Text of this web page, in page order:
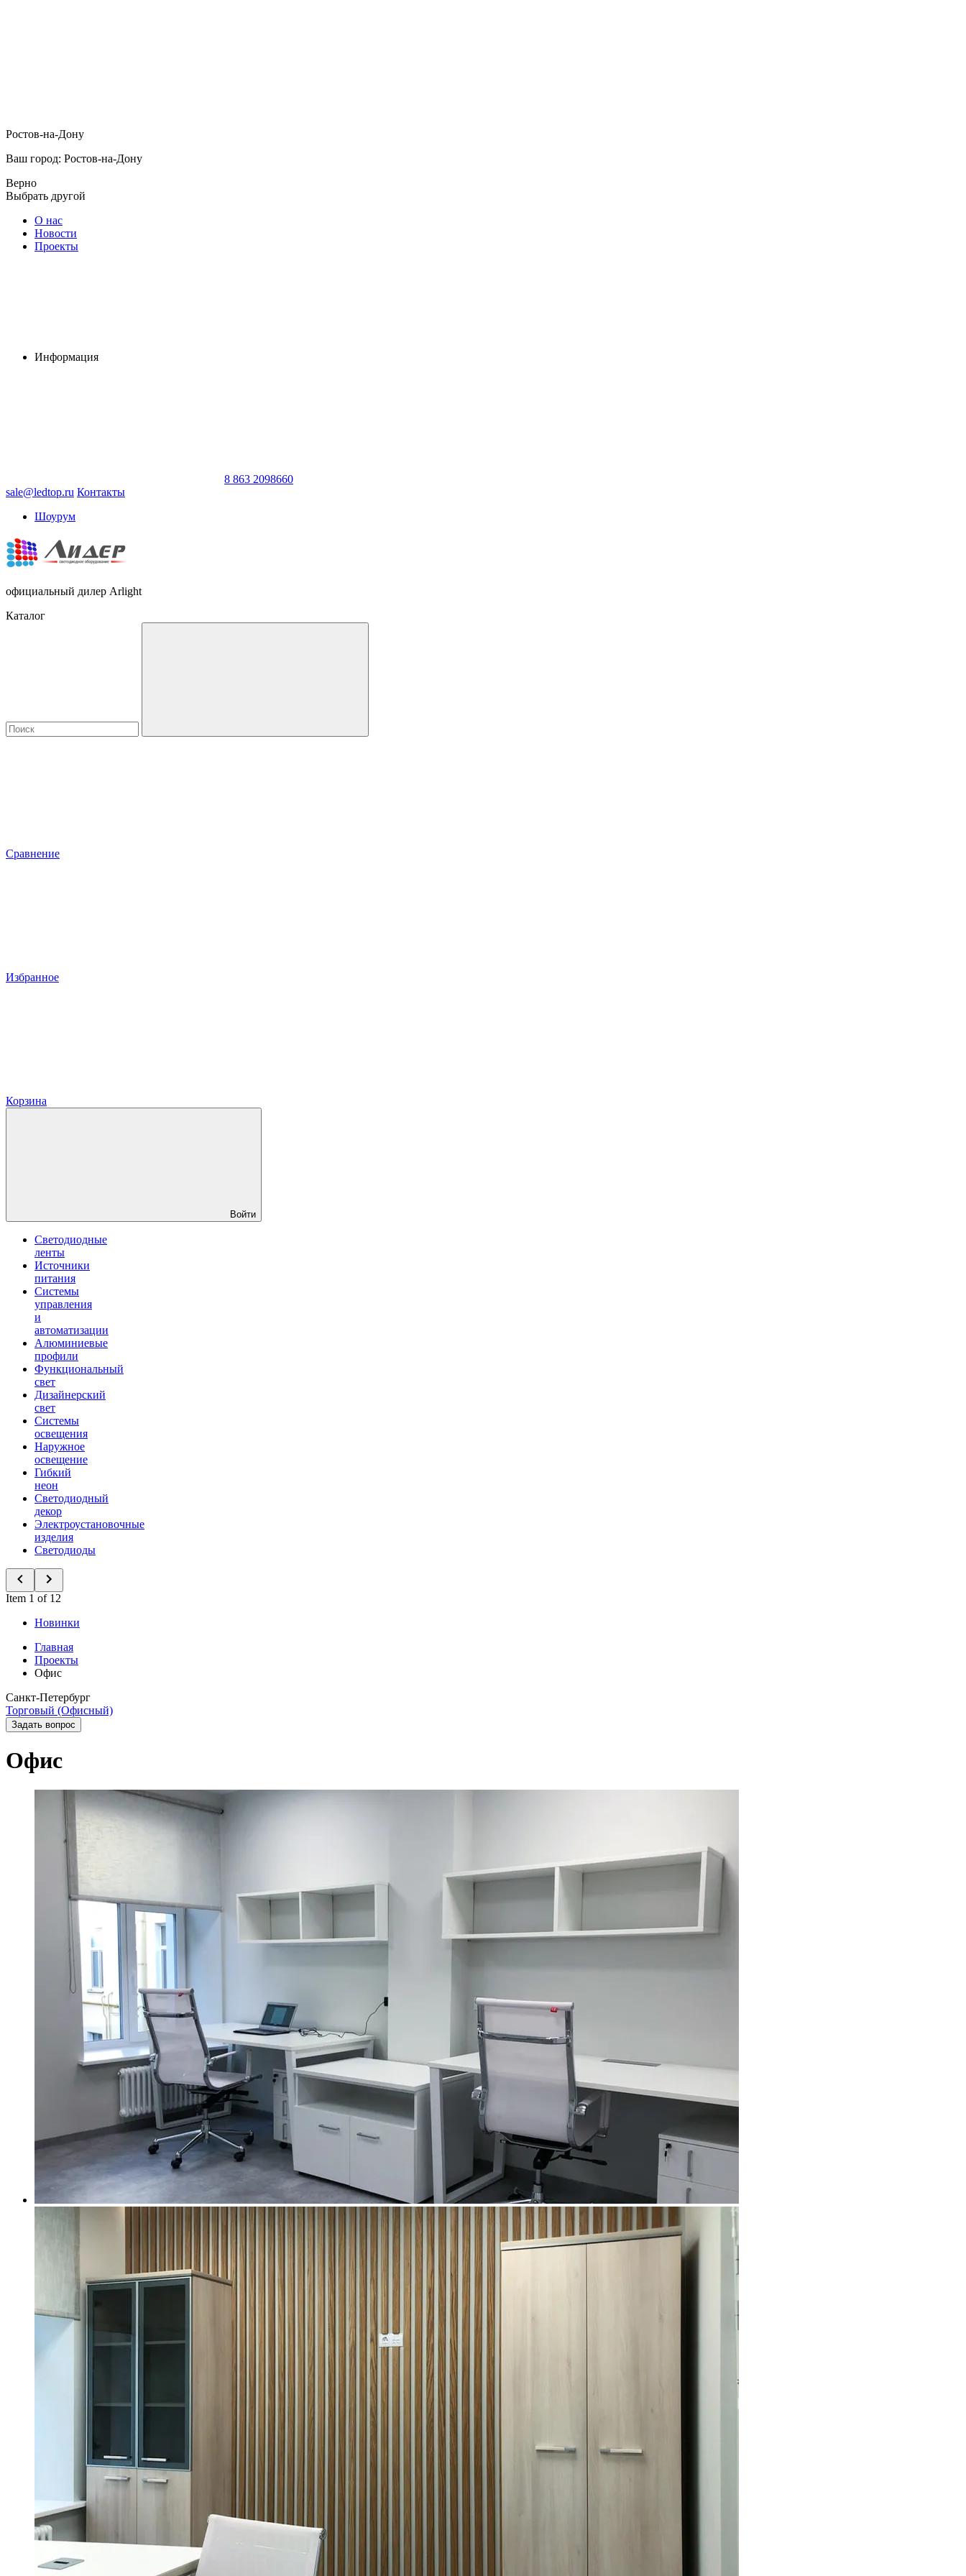
Ростов-на-Дону
Ваш город: Ростов-на-Дону
Верно
Выбрать другой
О нас
Новости
Проекты
Информация
8 863 2098660
sale@ledtop.ru Контакты
Шоурум
официальный дилер Arlight
Каталог
Сравнение
Избранное
Корзина
Войти
Светодиодные
ленты
Источники
питания
Системы
управления
и
автоматизации
Алюминиевые
профили
Функциональный
свет
Дизайнерский
свет
Системы
освещения
Наружное
освещение
Гибкий
неон
Светодиодный
декор
Электроустановочные
изделия
Светодиоды
Item 1 of 12
Новинки
Главная
Проекты
Офис
Санкт-Петербург
Торговый (Офисный)
Задать вопрос
Офис